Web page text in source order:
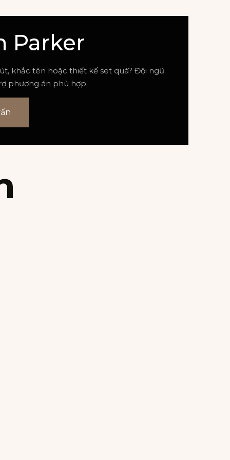
Parker
khắc tên hoặc thiết kế set quà? Đội ngũ
phương án phù hợp.